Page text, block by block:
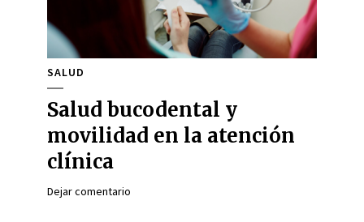
SALUD
Salud bucodental y
movilidad en la atención
clínica
Dejar comentario